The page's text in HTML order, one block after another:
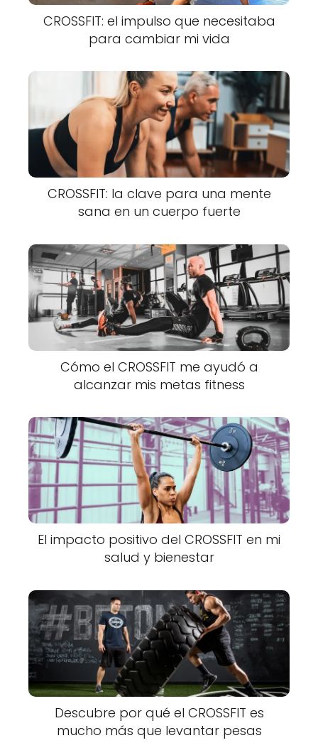
CROSSFIT: el impulso que necesitaba
para cambiar mi vida
CROSSFIT: la clave para una mente
sana en un cuerpo fuerte
Cómo el CROSSFIT me ayudó a
alcanzar mis metas fitness
El impacto positivo del CROSSFIT en mi
salud y bienestar
Descubre por qué el CROSSFIT es
mucho más que levantar pesas